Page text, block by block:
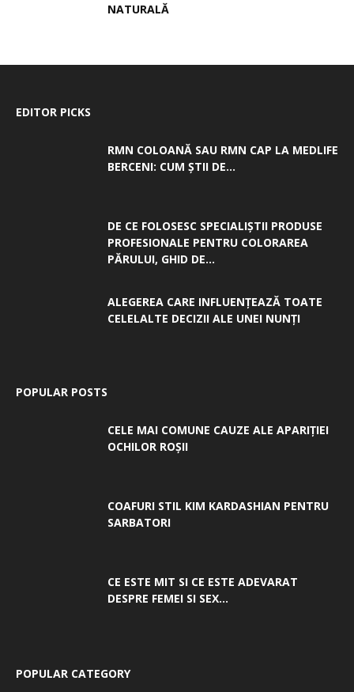
NATURALĂ
EDITOR PICKS
RMN COLOANĂ SAU RMN CAP LA MEDLIFE
BERCENI: CUM ȘTII DE...
DE CE FOLOSESC SPECIALIȘTII PRODUSE
PROFESIONALE PENTRU COLORAREA
PĂRULUI, GHID DE...
ALEGEREA CARE INFLUENȚEAZĂ TOATE
CELELALTE DECIZII ALE UNEI NUNȚI
POPULAR POSTS
CELE MAI COMUNE CAUZE ALE APARIȚIEI
OCHILOR ROȘII
COAFURI STIL KIM KARDASHIAN PENTRU
SARBATORI
CE ESTE MIT SI CE ESTE ADEVARAT
DESPRE FEMEI SI SEX...
POPULAR CATEGORY